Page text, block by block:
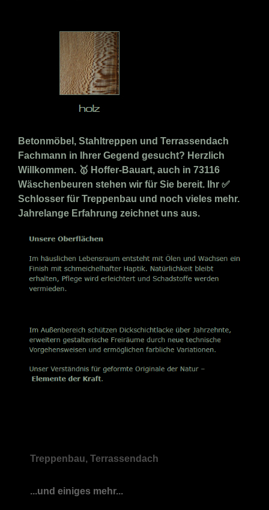
Betonmöbel, Stahltreppen und Terrassendach
Fachmann in Ihrer Gegend gesucht? Herzlich
Willkommen. 🥇 Hoffer-Bauart, auch in 73116
Wäschenbeuren stehen wir für Sie bereit. Ihr ✅
Schlosser für Treppenbau und noch vieles mehr.
Jahrelange Erfahrung zeichnet uns aus.
Treppenbau, Terrassendach
...und einiges mehr...